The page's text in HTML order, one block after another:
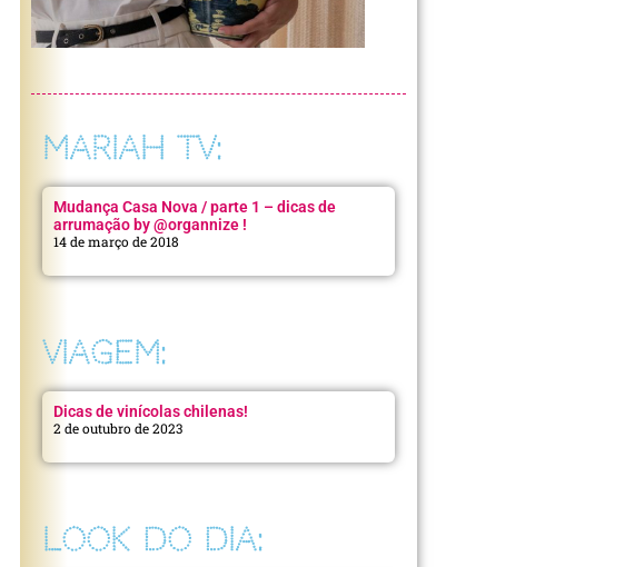
MARIAH TV:
Mudança Casa Nova / parte 1 – dicas de
arrumação by @organnize !
14 de março de 2018
VIAGEM:
Dicas de vinícolas chilenas!
2 de outubro de 2023
LOOK DO DIA: